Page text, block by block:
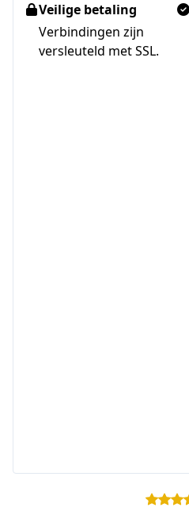
Veilige betaling
Verbindingen zijn
versleuteld met SSL.